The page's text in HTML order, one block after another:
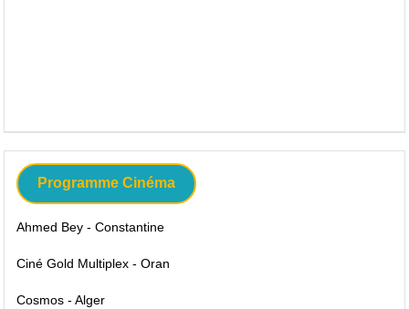
Programme Cinéma
Ahmed Bey - Constantine
Ciné Gold Multiplex - Oran
Cosmos - Alger